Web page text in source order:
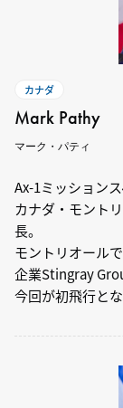
カナダ
Mark Pathy
マーク・パティ
Ax-1ミッション
カナダ・モント
長。
モントリオール
企業Stingray
今回が初飛行とな